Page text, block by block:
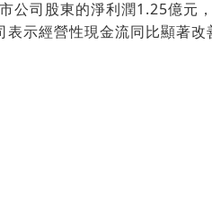
公司股東的淨利潤1.25億元
表示經營性現金流同比顯著